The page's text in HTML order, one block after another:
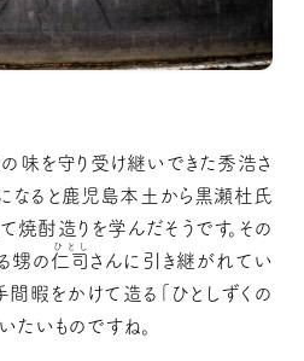
味を守り受け継いできた秀浩さ
なると鹿児島本土から黒瀬杜氏
焼酎造りを学んだそうです。その
甥の仁司
ひとし
さんに引き継がれてい
間暇をかけて造る「ひとしずくの
たいものですね。